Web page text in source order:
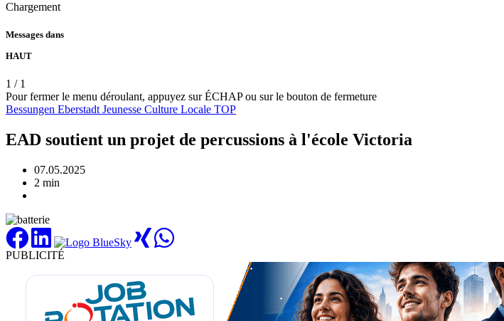
Chargement
Messages dans
HAUT
1 / 1
Pour fermer le menu déroulant, appuyez sur ÉCHAP ou sur le bouton de fermeture
Bessungen Eberstadt Jeunesse Culture Locale TOP
EAD soutient un projet de percussions à l'école Victoria
07.05.2025
2 min
PUBLICITÉ